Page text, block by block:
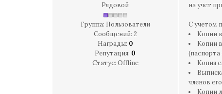
Рядовой
Группа: Пользователи
Сообщений: 2
Награды: 0
Репутация: 0
Статус: Offline
на учет
С учетом
Копии
Копии
Копия
членов
Копии